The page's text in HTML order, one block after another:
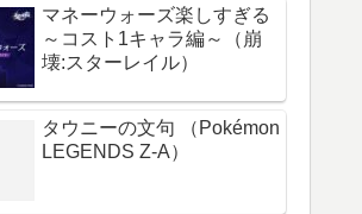
マネーウォーズ楽しすぎる
～コスト1キャラ編～（崩
壊:スターレイル）
タウニーの文句 （Pokémon
LEGENDS Z-A）